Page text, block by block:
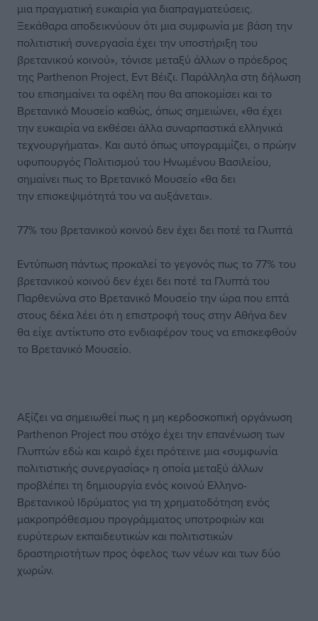
μια πραγματική ευκαιρία για διαπραγματεύσεις.
Ξεκάθαρα αποδεικνύουν ότι μια συμφωνία με βάση την
πολιτιστική συνεργασία έχει την υποστήριξη του
βρετανικού κοινού», τόνισε μεταξύ άλλων ο πρόεδρος
της Parthenon Project, Εντ Βέιζι. Παράλληλα στη δήλωση
του επισημαίνει τα οφέλη που θα αποκομίσει και το
Βρετανικό Μουσείο καθώς, όπως σημειώνει, «θα έχει
την ευκαιρία να εκθέσει άλλα συναρπαστικά ελληνικά
τεχνουργήματα». Και αυτό όπως υπογραμμίζει, ο πρώην
υφυπουργός Πολιτισμού του Ηνωμένου Βασιλείου,
σημαίνει πως το Βρετανικό Μουσείο «θα δει
την επισκεψιμότητά του να αυξάνεται».
77% του βρετανικού κοινού δεν έχει δει ποτέ τα Γλυπτά
Εντύπωση πάντως προκαλεί το γεγονός πως το 77% του
βρετανικού κοινού δεν έχει δει ποτέ τα Γλυπτά του
Παρθενώνα στο Βρετανικό Μουσείο την ώρα που επτά
στους δέκα λέει ότι η επιστροφή τους στην Αθήνα δεν
θα είχε αντίκτυπο στο ενδιαφέρον τους να επισκεφθούν
το Βρετανικό Μουσείο.
Αξίζει να σημειωθεί πως η μη κερδοσκοπική οργάνωση
Parthenon Project που στόχο έχει την επανένωση των
Γλυπτών εδώ και καιρό έχει πρότεινε μια «συμφωνία
πολιτιστικής συνεργασίας» η οποία μεταξύ άλλων
προβλέπει τη δημιουργία ενός κοινού Ελληνο-
Βρετανικού Ιδρύματος για τη χρηματοδότηση ενός
μακροπρόθεσμου προγράμματος υποτροφιών και
ευρύτερων εκπαιδευτικών και πολιτιστικών
δραστηριοτήτων προς όφελος των νέων και των δύο
χωρών.